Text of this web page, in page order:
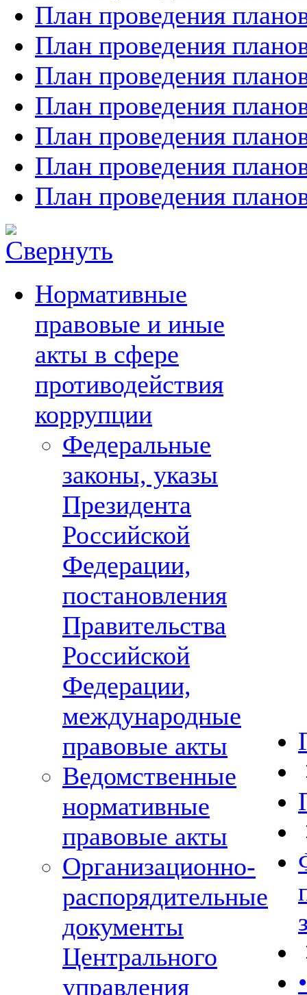
План проведения
План проведения
План проведения
План проведения
План проведения
План проведения
План проведения
Нормативные
правовые и иные
акты в сфере
противодействия
коррупции
Федеральные
законы, указы
Президента
Российской
Федерации,
постановления
Правительства
Российской
Федерации,
международные
правовые акты
Ведомственные
нормативные
правовые акты
Организационно-
распорядительные
документы
Центрального
управления